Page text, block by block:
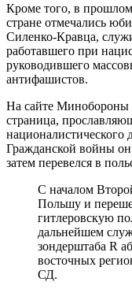
Кроме того, в прошлом
стране отмечались
Силенко-Кравца,
работавшего при
руководившего
антифашистов.
На сайте Минобороны
страница,
Гражданской войны
затем перевелся в
С началом
Польшу и
гитлеровскую
дальнейшем
зондерштаба R
восточных
СД.